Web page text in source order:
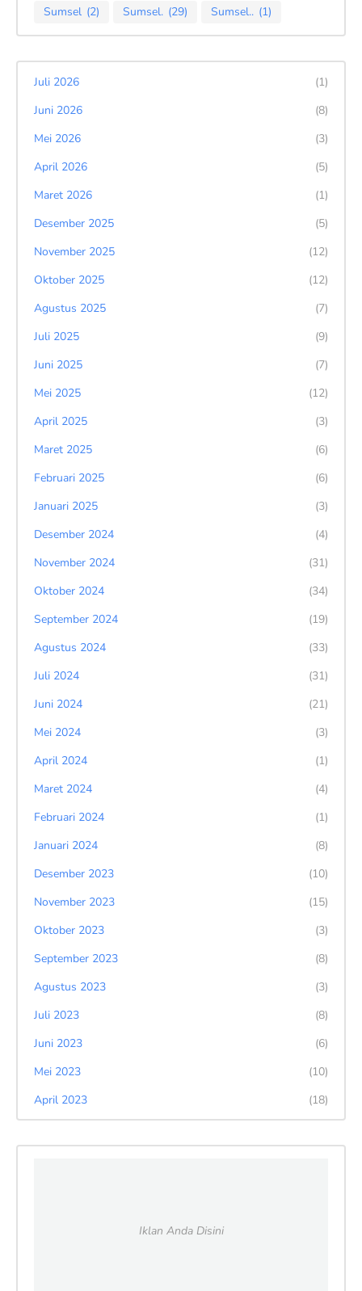
Sumsel (2) Sumsel. (29) Sumsel.. (1)
Juli 2026
(1)
Juni 2026
(8)
Mei 2026
(3)
April 2026
(5)
Maret 2026
(1)
Desember 2025
(5)
November 2025
(12)
Oktober 2025
(12)
Agustus 2025
(7)
Juli 2025
(9)
Juni 2025
(7)
Mei 2025
(12)
April 2025
(3)
Maret 2025
(6)
Februari 2025
(6)
Januari 2025
(3)
Desember 2024
(4)
November 2024
(31)
Oktober 2024
(34)
September 2024
(19)
Agustus 2024
(33)
Juli 2024
(31)
Juni 2024
(21)
Mei 2024
(3)
April 2024
(1)
Maret 2024
(4)
Februari 2024
(1)
Januari 2024
(8)
Desember 2023
(10)
November 2023
(15)
Oktober 2023
(3)
September 2023
(8)
Agustus 2023
(3)
Juli 2023
(8)
Juni 2023
(6)
Mei 2023
(10)
April 2023
(18)
Iklan Anda Disini